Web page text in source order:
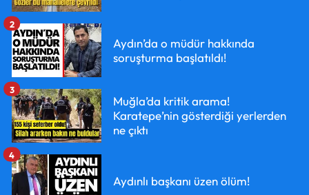
Aydın’da o müdür hakkında
soruşturma başlatıldı!
2
Muğla’da kritik arama!
Karatepe’nin gösterdiği yerlerden
ne çıktı
3
Aydınlı başkanı üzen ölüm!
4